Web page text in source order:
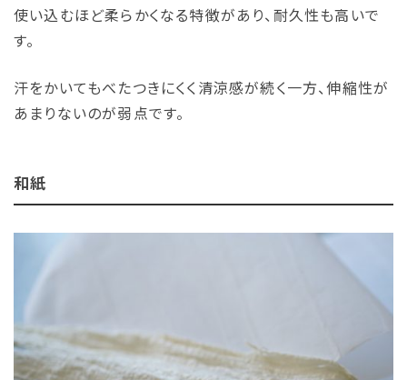
使い込むほど柔らかくなる特徴があり、耐久性も高いで
す。
汗をかいてもべたつきにくく清涼感が続く一方、伸縮性が
あまりないのが弱点です。
和紙